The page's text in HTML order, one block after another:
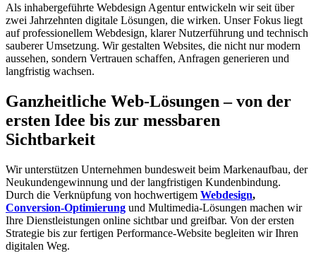
Als inhabergeführte Webdesign Agentur entwickeln wir seit über
zwei Jahrzehnten digitale Lösungen, die wirken. Unser Fokus liegt
auf professionellem Webdesign, klarer Nutzerführung und technisch
sauberer Umsetzung. Wir gestalten Websites, die nicht nur modern
aussehen, sondern Vertrauen schaffen, Anfragen generieren und
langfristig wachsen.
Ganzheitliche Web-Lösungen – von der
ersten Idee bis zur messbaren
Sichtbarkeit
Wir unterstützen Unternehmen bundesweit beim Markenaufbau, der
Neu­kunden­ge­winnung und der langfristigen Kunden­bindung.
Durch die Verknüpfung von hochwertigem Webdesign,
Conversion-Optimierung und Multimedia-Lösungen machen wir
Ihre Dienstleistungen online sichtbar und greifbar. Von der ersten
Strategie bis zur fertigen Performance-Website begleiten wir Ihren
digitalen Weg.